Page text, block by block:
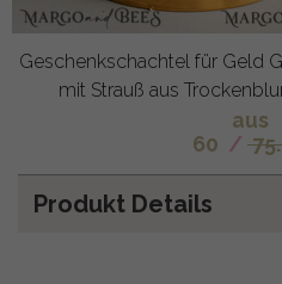
Geschenkschachtel für Geld
mit Strauß aus
aus
60 /
Produkt Details